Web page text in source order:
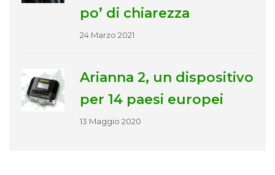
po’ di chiarezza
24 Marzo 2021
Arianna 2, un dispositivo
per 14 paesi europei
13 Maggio 2020